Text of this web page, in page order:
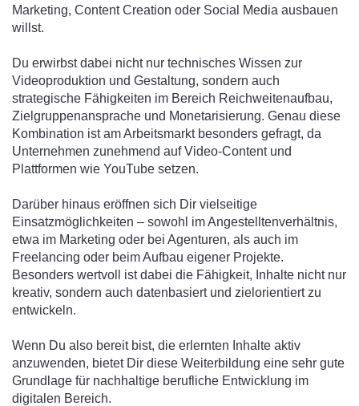
Marketing, Content Creation oder Social Media ausbauen
willst.
Du erwirbst dabei nicht nur technisches Wissen zur
Videoproduktion und Gestaltung, sondern auch
strategische Fähigkeiten im Bereich Reichweitenaufbau,
Zielgruppenansprache und Monetarisierung. Genau diese
Kombination ist am Arbeitsmarkt besonders gefragt, da
Unternehmen zunehmend auf Video-Content und
Plattformen wie YouTube setzen.
Darüber hinaus eröffnen sich Dir vielseitige
Einsatzmöglichkeiten – sowohl im Angestelltenverhältnis,
etwa im Marketing oder bei Agenturen, als auch im
Freelancing oder beim Aufbau eigener Projekte.
Besonders wertvoll ist dabei die Fähigkeit, Inhalte nicht nur
kreativ, sondern auch datenbasiert und zielorientiert zu
entwickeln.
Wenn Du also bereit bist, die erlernten Inhalte aktiv
anzuwenden, bietet Dir diese Weiterbildung eine sehr gute
Grundlage für nachhaltige berufliche Entwicklung im
digitalen Bereich.